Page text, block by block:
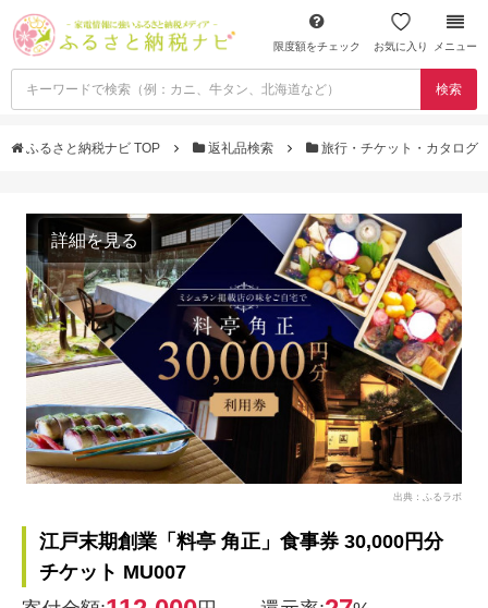
限度額をチェック お気に入り メニュー
検索
ふるさと納税ナビ TOP 返礼品検索 旅行・チケット・カタログ
詳細を見る
出典：ふるラボ
江戸末期創業「料亭 角正」食事券 30,000円分
チケット MU007